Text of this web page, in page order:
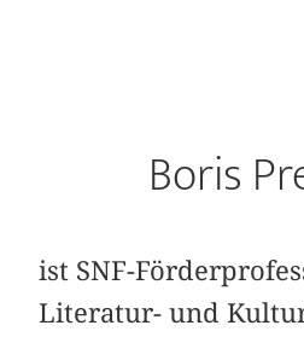
Boris
ist SNF-
Literatur- und